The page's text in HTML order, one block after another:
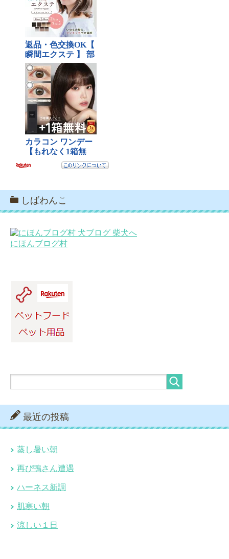
しばわんこ
にほんブログ村
最近の投稿
蒸し暑い朝
再び鴨さん遭遇
ハーネス新調
肌寒い朝
涼しい１日